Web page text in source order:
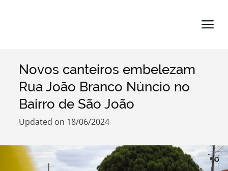
Search term
Novos canteiros embelezam
Rua João Branco Núncio no
Bairro de São João
Updated on 18/06/2024